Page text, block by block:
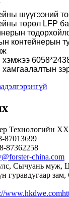
шүүгээний
төрөл LFP
контейнерын
дэлгэрэнгүй
Технологийн
87013699
87362258
china.com
Сычуань муж,
гуравдугаар
www.hkdwe.com